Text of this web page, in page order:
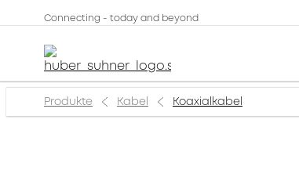
Connecting - today and beyond
Produkte Kabel Koaxialkabel